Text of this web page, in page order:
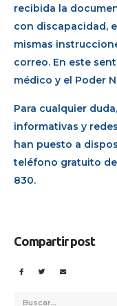
recibida la
con discapacidad,
mismas
correo. En este
médico y el Poder
Para cualquier
informativas y
han puesto a
teléfono gratuito
830.
Compartir post